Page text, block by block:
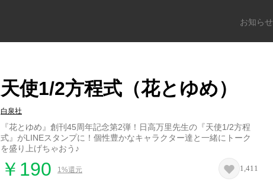
お知らせ
天使1/2方程式（花とゆめ）
白泉社
『花とゆめ』創刊45周年記念第2弾！日高万里先生の『天使1/2方程
式』がLINEスタンプに！個性豊かなキャラクター達と一緒にトーク
を盛り上げちゃおう♪
￥190 1%還元 1,411